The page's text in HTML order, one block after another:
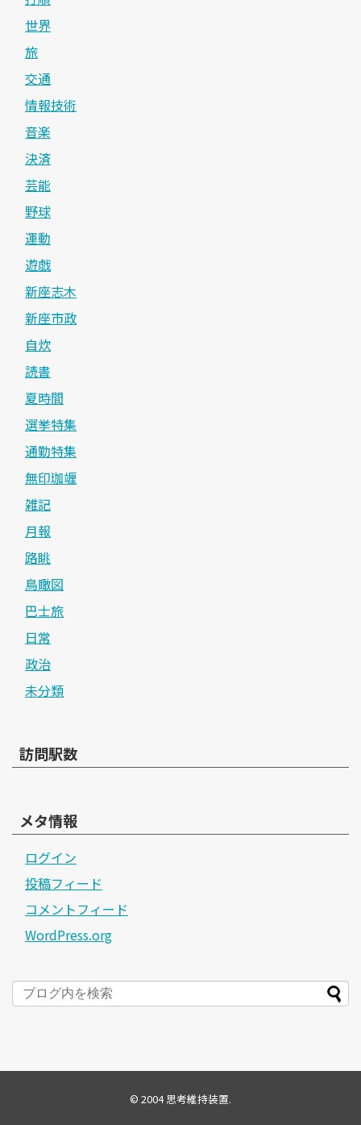
世界
旅
交通
情報技術
音楽
決済
芸能
野球
運動
遊戯
新座志木
新座市政
自炊
読書
夏時間
選挙特集
通勤特集
無印珈竰
雑記
月報
路眺
鳥瞰図
巴士旅
日常
政治
未分類
訪問駅数
メタ情報
ログイン
投稿フィード
コメントフィード
WordPress.org
© 2004思考維持装置.